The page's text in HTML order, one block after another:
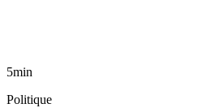
5min
Politique